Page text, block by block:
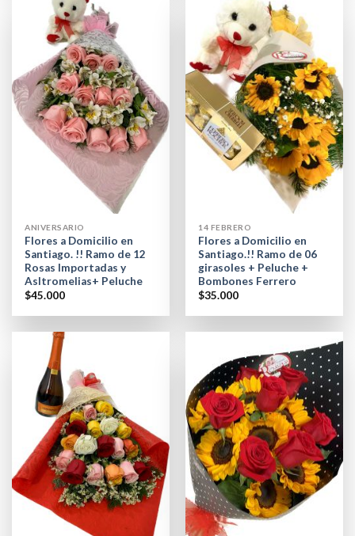
ANIVERSARIO
Flores a Domicilio en
Santiago. !! Ramo de 12
Rosas Importadas y
Asltromelias+ Peluche
$45.000
14 FEBRERO
Flores a Domicilio en
Santiago.!! Ramo de 06
girasoles + Peluche +
Bombones Ferrero
$35.000